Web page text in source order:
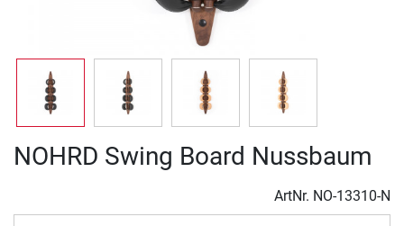
NOHRD Swing Board Nussbaum
ArtNr. NO-13310-N